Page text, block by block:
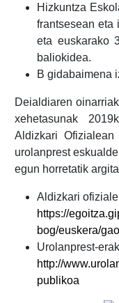
Hizkuntza
frantsesean eta
eta euskarako
baliokidea.
B gidabaimena
Deialdiaren
xehetasunak
Aldizkari
urolanprest
egun horretatik
Aldizkari
https://
bog/euskera/
Urolanprest-
http://
publikoa